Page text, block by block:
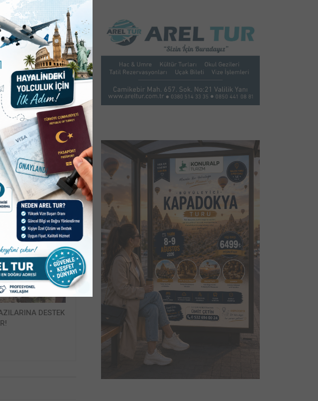
SONRAKI HABER
PROJE” ELE ALINDI!
HİZMET
DESTEK